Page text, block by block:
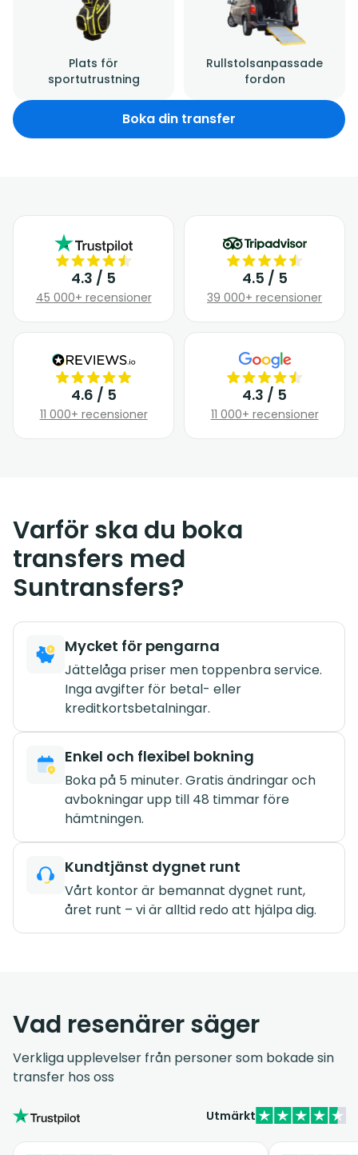
Plats för
sportutrustning
Rullstolsanpassade
fordon
Boka din transfer
4.3 / 5
45 000+ recensioner
4.5 / 5
39 000+ recensioner
4.6 / 5
11 000+ recensioner
4.3 / 5
11 000+ recensioner
Varför ska du boka
transfers med
Suntransfers?
Mycket för pengarna
Jättelåga priser men toppenbra service.
Inga avgifter för betal- eller
kreditkortsbetalningar.
Enkel och flexibel bokning
Boka på 5 minuter. Gratis ändringar och
avbokningar upp till 48 timmar före
hämtningen.
Kundtjänst dygnet runt
Vårt kontor är bemannat dygnet runt,
året runt – vi är alltid redo att hjälpa dig.
Vad resenärer säger
Verkliga upplevelser från personer som bokade sin
transfer hos oss
Utmärkt